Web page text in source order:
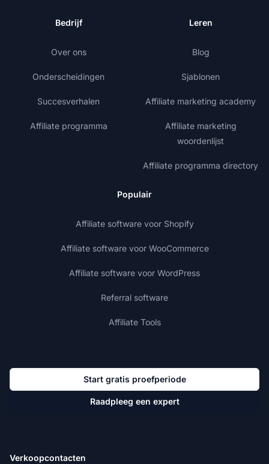
Bedrijf
Over ons
Onderscheidingen
Succesverhalen
Affiliate programma
Leren
Blog
Sjablonen
Affiliate marketing academy
Affiliate marketing
woordenlijst
Affiliate programma directory
Populair
Affiliate software voor Shopify
Affiliate software voor WooCommerce
Affiliate software voor WordPress
Referral software
Affiliate Tools
Start gratis proefperiode
Raadpleeg een expert
Verkoopcontacten